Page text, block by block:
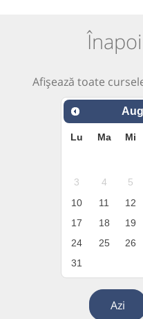
Afișează toate
Lu Ma Mi
3
4 5
10
11 12
17
18 19
24
25 26
31
Azi